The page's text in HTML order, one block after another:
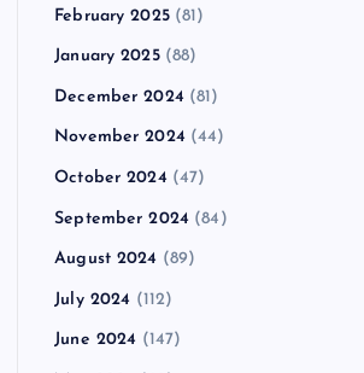
February 2025(81)
January 2025(88)
December 2024 (81)
November 2024 (44)
October 2024 (47)
September 2024 (84)
August 2024 (89)
July 2024 (112)
June 2024 (147)